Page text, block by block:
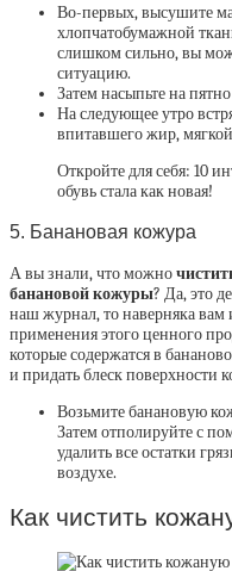
Во-первых, высушите
хлопчатобумажной
слишком сильно, вы
ситуацию.
Затем насыпьте на
На следующее утро
впитавшего жир,
Откройте для себя: 10
обувь стала как новая!
5. Банановая кожура
А вы знали, что можно
банановой кожуры? Да, это
наш журнал, то наверняка
применения этого ценного
которые содержатся в
и придать блеск поверхности
Возьмите банановую
Затем отполируйте с
удалить все остатки
воздухе.
Как чистить